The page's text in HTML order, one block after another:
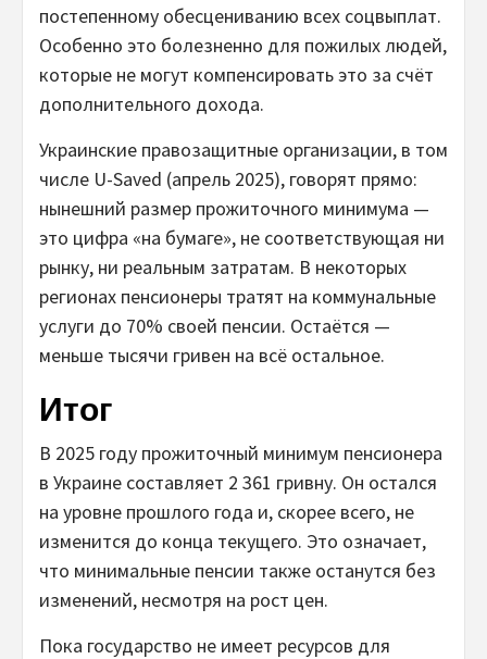
постепенному обесцениванию всех соцвыплат.
Особенно это болезненно для пожилых людей,
которые не могут компенсировать это за счёт
дополнительного дохода.
Украинские правозащитные организации, в том
числе U-Saved (апрель 2025), говорят прямо:
нынешний размер прожиточного минимума —
это цифра «на бумаге», не соответствующая ни
рынку, ни реальным затратам. В некоторых
регионах пенсионеры тратят на коммунальные
услуги до 70% своей пенсии. Остаётся —
меньше тысячи гривен на всё остальное.
Итог
В 2025 году прожиточный минимум пенсионера
в Украине составляет 2 361 гривну. Он остался
на уровне прошлого года и, скорее всего, не
изменится до конца текущего. Это означает,
что минимальные пенсии также останутся без
изменений, несмотря на рост цен.
Пока государство не имеет ресурсов для